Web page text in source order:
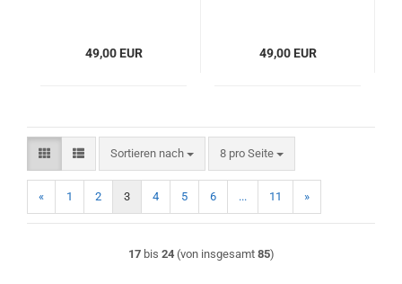
49,00 EUR 49,00 EUR
Sortieren nach
Sortieren nach 8 pro Seite
pro Seite
« 1 2 3 4 5 6 ... 11 »
17bis 24(von insgesamt 85)